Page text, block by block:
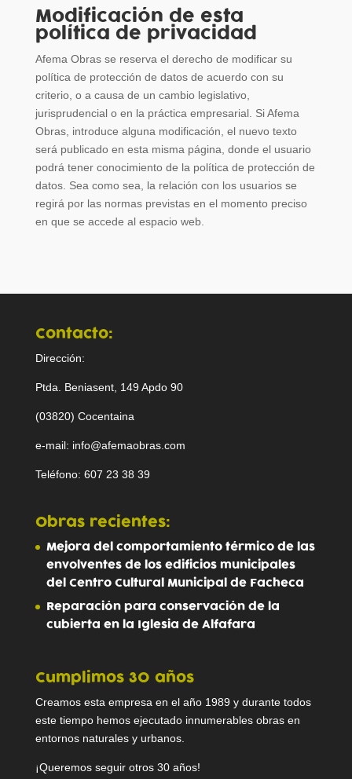
Modificación de esta
política de privacidad
Afema Obras se reserva el derecho de modificar su
política de protección de datos de acuerdo con su
criterio, o a causa de un cambio legislativo,
jurisprudencial o en la práctica empresarial. Si Afema
Obras, introduce alguna modificación, el nuevo texto
será publicado en esta misma página, donde el usuario
podrá tener conocimiento de la política de protección de
datos. Sea como sea, la relación con los usuarios se
regirá por las normas previstas en el momento preciso
en que se accede al espacio web.
Contacto:
Dirección:
Ptda. Beniasent, 149 Apdo 90
(03820) Cocentaina
e-mail: info@afemaobras.com
Teléfono: 607 23 38 39
Obras recientes:
Mejora del comportamiento térmico de las
envolventes de los edificios municipales
del Centro Cultural Municipal de Facheca
Reparación para conservación de la
cubierta en la Iglesia de Alfafara
Cumplimos 30 años
Creamos esta empresa en el año 1989 y durante todos
este tiempo hemos ejecutado innumerables obras en
entornos naturales y urbanos.
¡Queremos seguir otros 30 años!